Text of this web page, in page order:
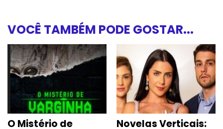
VOCÊ TAMBÉM PODE GOSTAR...
O Mistério de
Novelas Verticais: